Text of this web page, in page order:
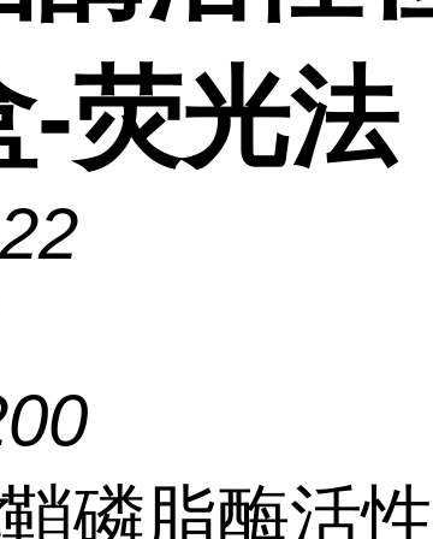
-荧光法
鞘磷脂酶活